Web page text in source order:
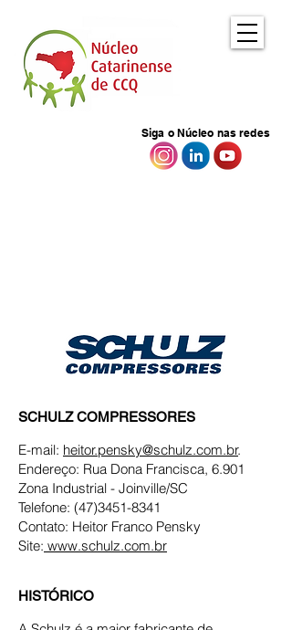
Siga o Núcleo nas redes
SCHULZ COMPRESSORES
E-mail: heitor.pensky@schulz.com.br.
Endereço: Rua Dona Francisca, 6.901
Zona Industrial - Joinville/SC
Telefone: (47)3451-8341
Contato: Heitor Franco Pensky
Site: www.schulz.com.br
HISTÓRICO